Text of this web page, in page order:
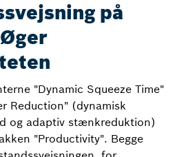
på
"Dynamic Squeeze Time"
Reduction" (dynamisk
og adaptiv stænkreduktion)
"Productivity". Begge